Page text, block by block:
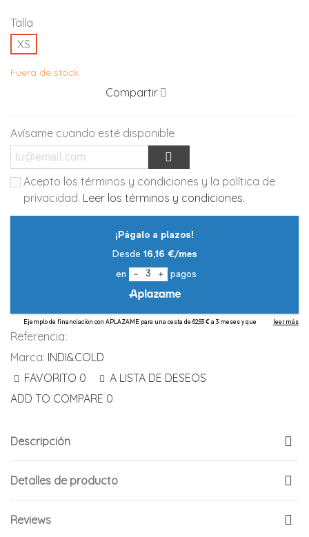
Talla
XS
Fuera de stock
Compartir
Avísame cuando esté disponible
Acepto los términos y condiciones y la política de
privacidad. Leer los términos y condiciones.
Referencia:
Marca: INDI&COLD
FAVORITO 0
A LISTA DE DESEOS
ADD TO COMPARE 0
Descripción
Detalles de producto
Reviews